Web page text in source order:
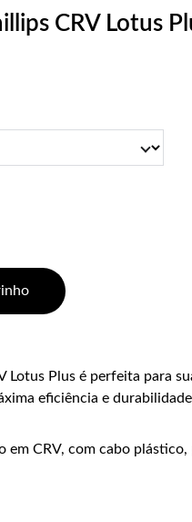
CRV Lotus
Lotus Plus é perfeita para
eficiência e
em CRV, com cabo